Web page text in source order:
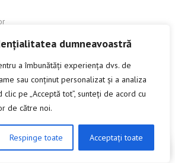
dumneavoastră
a îmbunătăți experiența dvs. de
sau conținut personalizat și a analiza
clic pe „Acceptă tot”, sunteți de acord cu
de către noi.
Respinge toate Acceptați toate
A DISCUTA